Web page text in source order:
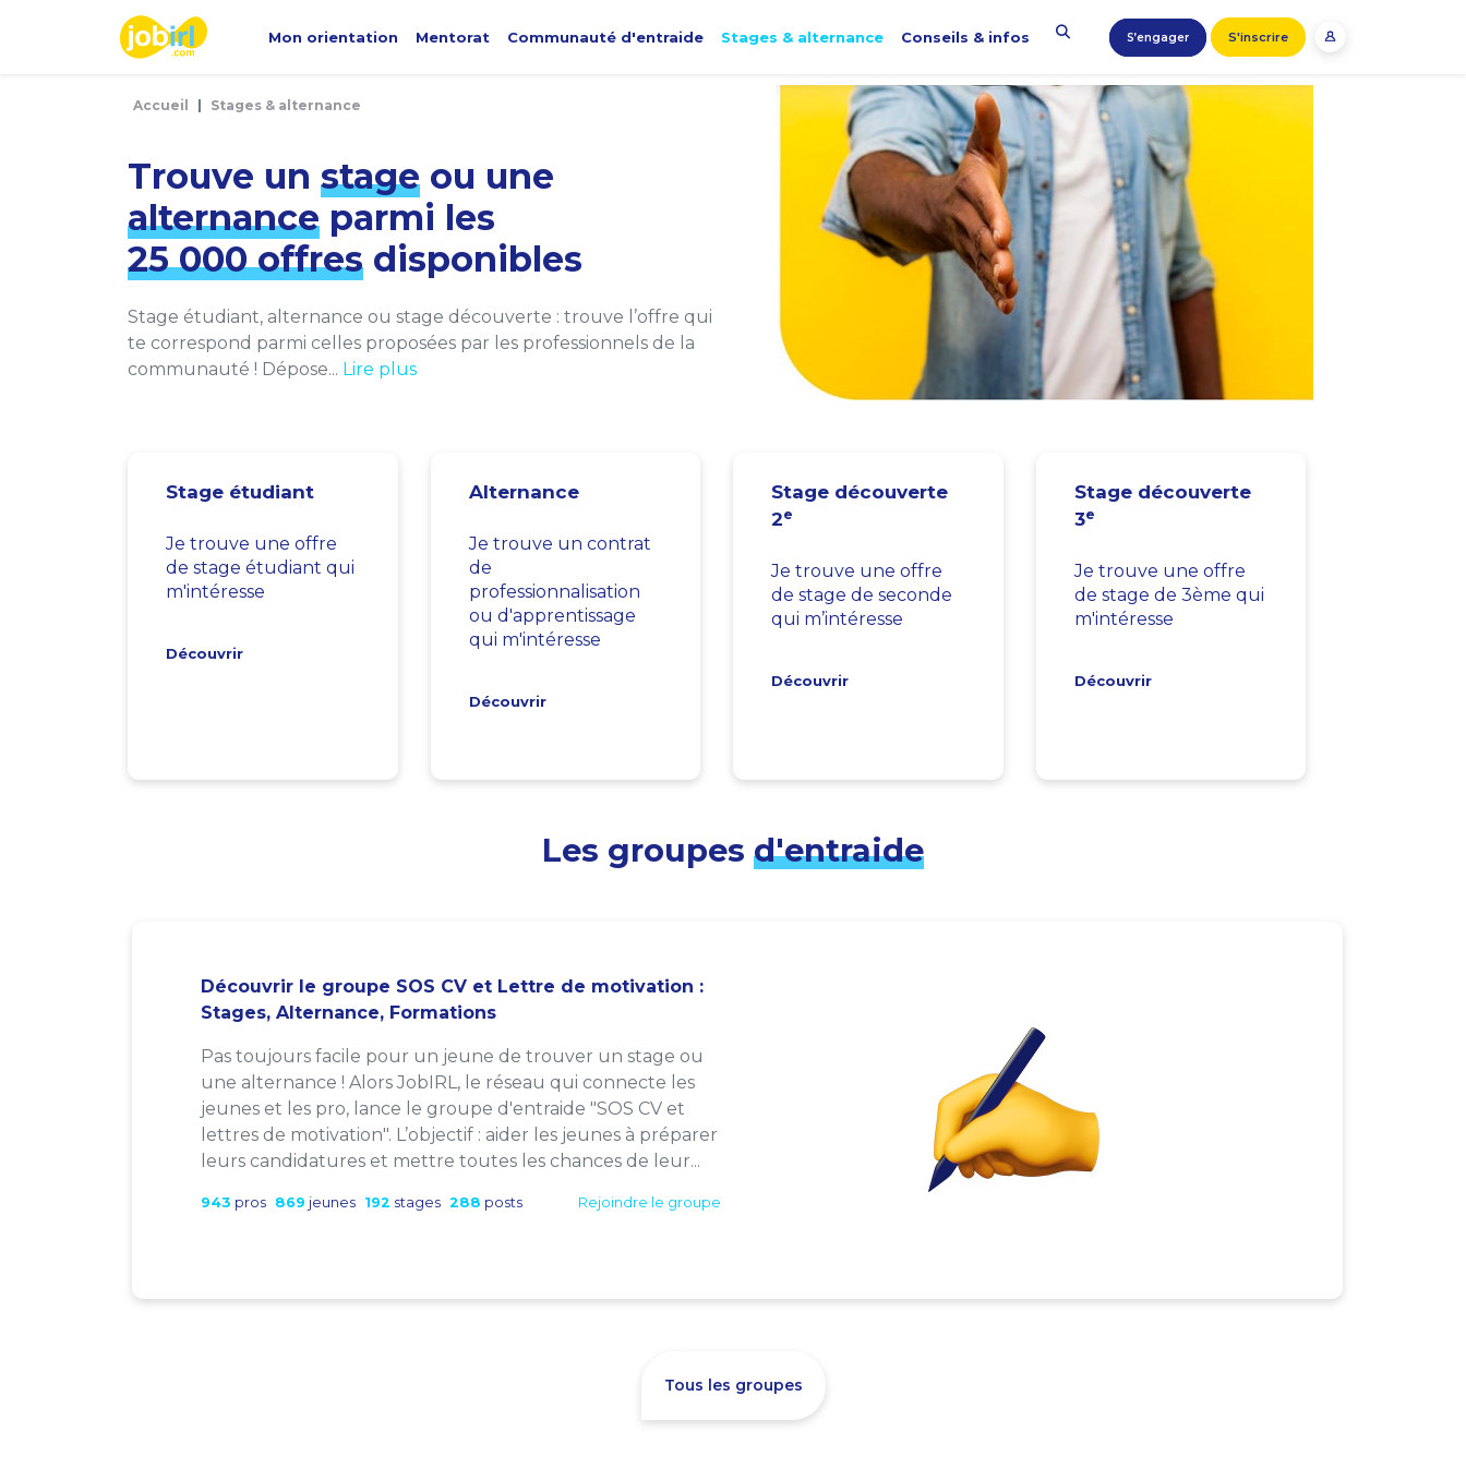
Mon orientation Mentorat Communauté d'entraide Stages & alternance Conseils & infos S’engager S'inscrire
Accueil Stages & alternance
Trouve un stage ou une
alternance parmi les
25 000 offres disponibles
Stage étudiant, alternance ou stage découverte : trouve l’offre qui
te correspond parmi celles proposées par les professionnels de la
communauté ! Dépose... Lire plus
Stage étudiant
Je trouve une offre
de stage étudiant qui
m'intéresse
Découvrir
Alternance
Je trouve un contrat
de
professionnalisation
ou d'apprentissage
qui m'intéresse
Découvrir
Stage découverte
2e
Je trouve une offre
de stage de seconde
qui m’intéresse
Découvrir
Stage découverte
3e
Je trouve une offre
de stage de 3ème qui
m'intéresse
Découvrir
Les groupes d'entraide
Découvrir le groupe SOS CV et Lettre de motivation :
Stages, Alternance, Formations
Pas toujours facile pour un jeune de trouver un stage ou
une alternance ! Alors JobIRL, le réseau qui connecte les
jeunes et les pro, lance le groupe d'entraide "SOS CV et
lettres de motivation". L’objectif : aider les jeunes à préparer
leurs candidatures et mettre toutes les chances de leur...
943 pros 869 jeunes 192 stages 288 posts Rejoindre le groupe
Tous les groupes
Panneau de gestion des cookies